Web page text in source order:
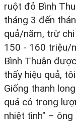
ruột đỏ Bình
tháng 3 đến
quả/năm, trừ chi
150 - 160 triệu/
Bình Thuận
thấy hiệu quả,
Giống thanh
quả có trọng
nhiệt tình" –